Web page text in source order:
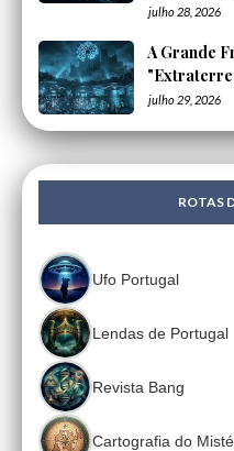
julho 28, 2026
A Grande
julho 29, 2026
ROTAS
Ufo Portugal
Lendas de Portugal
Revista Bang
Cartografia do